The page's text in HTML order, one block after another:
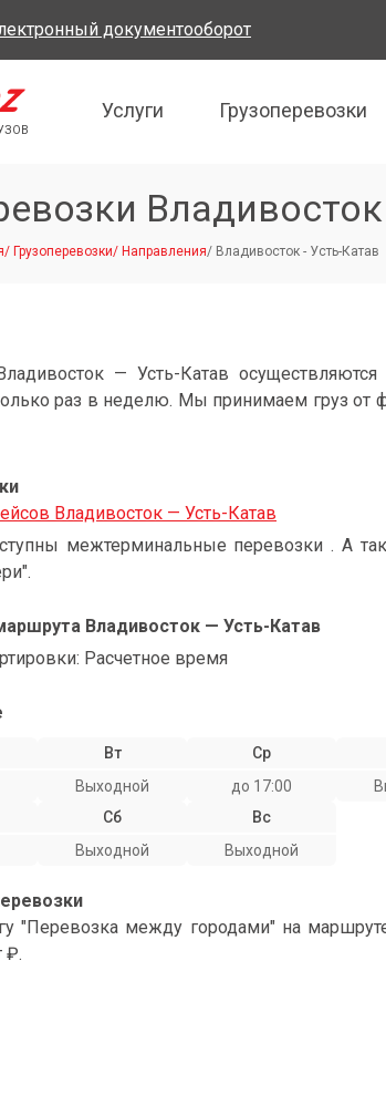
документооборот
Услуги Грузоперевозки
/ Грузоперевозки/ Направления/ Владивосток - Усть-Катав
— Усть-Катав
раз в неделю. Мы принимаем груз от
Владивосток — Усть-Катав
межтерминальные перевозки . А
Владивосток — Усть-Катав
Расчетное время
Вт
Выходной
Ср
до 17:00
Сб
Выходной
Вс
Выходной
"Перевозка между городами" на
₽.